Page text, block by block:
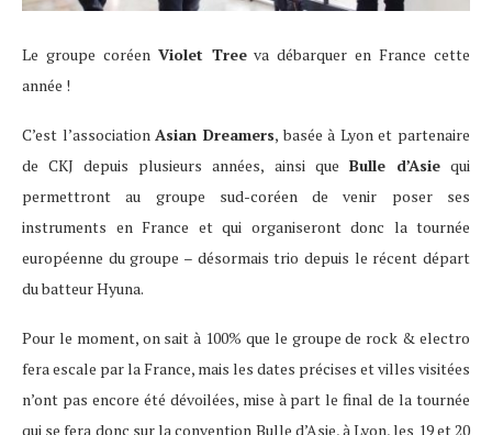
Le groupe coréen Violet Treeva débarquer en France cette
année !
C’est l’associationAsian Dreamers, basée à Lyon et partenaire
de CKJ depuis plusieurs années, ainsi que Bulle d’Asiequi
permettront au groupe sud-coréen de venir poser ses
instruments en France et qui organiseront donc la tournée
européenne du groupe – désormais trio depuis le récent départ
du batteur Hyuna.
Pour le moment, on sait à 100% que le groupe de rock & electro
fera escale par la France, mais les dates précises et villes visitées
n’ont pas encore été dévoilées, mise à part le final de la tournée
qui se fera donc sur la convention Bulle d’Asie, à Lyon, les 19 et 20